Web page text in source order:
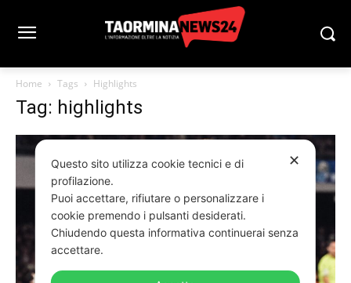
Home Tags Highlights
Tag: highlights
✕
Questo sito utilizza cookie tecnici e di
profilazione.
Puoi accettare, rifiutare o personalizzare i
cookie premendo i pulsanti desiderati.
Chiudendo questa informativa continuerai senza
accettare.